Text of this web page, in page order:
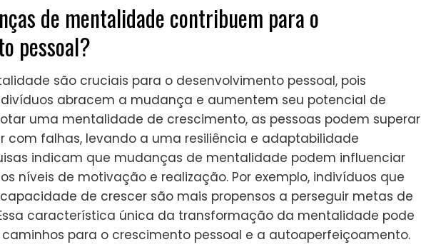
de mentalidade contribuem para o
pessoal?
são cruciais para o desenvolvimento pessoal, pois
abracem a mudança e aumentem seu potencial de
uma mentalidade de crescimento, as pessoas podem superar
com falhas, levando a uma resiliência e adaptabilidade
indicam que mudanças de mentalidade podem influenciar
níveis de motivação e realização. Por exemplo, indivíduos que
de crescer são mais propensos a perseguir metas de
característica única da transformação da mentalidade pode
para o crescimento pessoal e a autoaperfeiçoamento.